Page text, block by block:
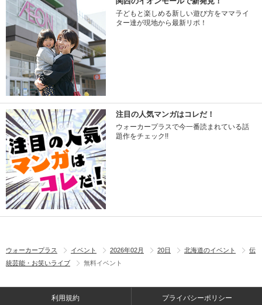
子どもと楽しめる新しい遊び方をママライ
ター達が現地から最新リポ！
注目の人気マンガはコレだ！
ウォーカープラスで今一番読まれている話
題作をチェック!!
ウォーカープラス イベント 2026年02月 20日 北海道のイベント
伝
統芸能・お笑いライブ
無料イベント
利用規約 プライバシーポリシー